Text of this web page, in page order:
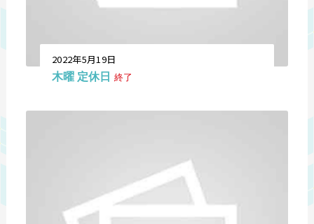
2022年5月19日
木曜 定休日 終了